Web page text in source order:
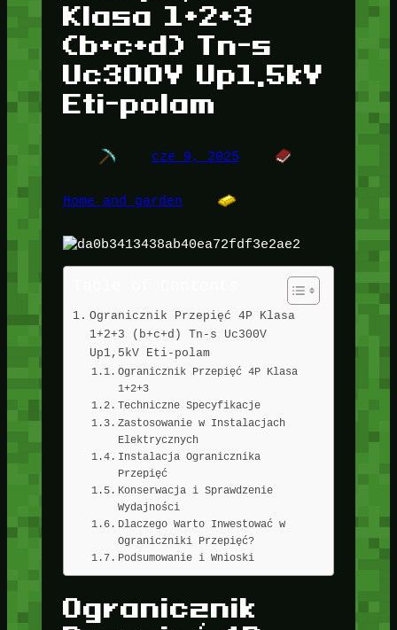
Klasa 1+2+3
(b+c+d) Tn-s
Uc300V Up1,5kV
Eti-polam
cze 9, 2025
Home and garden
Ogranicznik Przepięć 4P Klasa
1+2+3 (b+c+d) Tn-s Uc300V
Up1,5kV Eti-polam
Ogranicznik Przepięć 4P Klasa
1+2+3
Techniczne Specyfikacje
Zastosowanie w Instalacjach
Elektrycznych
Instalacja Ogranicznika
Przepięć
Konserwacja i Sprawdzenie
Wydajności
Dlaczego Warto Inwestować w
Ograniczniki Przepięć?
Podsumowanie i Wnioski
Ogranicznik